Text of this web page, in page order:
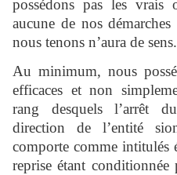
possédons pas les vrais
aucune de nos
nous tenons n’aura de sens.
Au minimum, nous
efficaces et non
rang desquels l’arrêt
direction de l’entité
comporte comme intitulés
reprise étant